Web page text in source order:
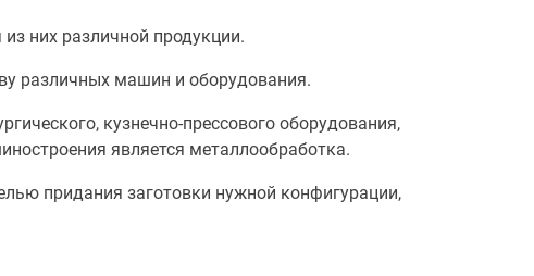
них различной продукции.
различных машин и оборудования.
кузнечно-прессового оборудования,
является металлообработка.
придания заготовки нужной конфигурации,